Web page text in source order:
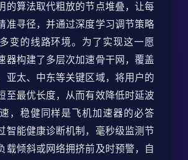
的算法取代粗放的节点堆叠，让每
准寻径，并通过深度学习调节策略
变的线路环境。为了实现这一愿
器构建了多层次加速骨干网，覆盖
亚太、中东等关键区域，将用户的
至最优长度，从而有效降低时延波
，稳健同样是飞机加速器的必答
智能健康诊断机制，毫秒级监测节
载倾斜或网络拥挤前及时预警，自